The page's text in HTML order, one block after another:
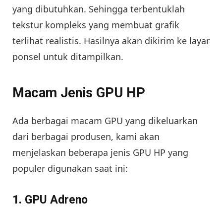
yang dibutuhkan. Sehingga terbentuklah
tekstur kompleks yang membuat grafik
terlihat realistis. Hasilnya akan dikirim ke layar
ponsel untuk ditampilkan.
Macam Jenis GPU HP
Ada berbagai macam GPU yang dikeluarkan
dari berbagai produsen, kami akan
menjelaskan beberapa jenis GPU HP yang
populer digunakan saat ini:
1. GPU Adreno